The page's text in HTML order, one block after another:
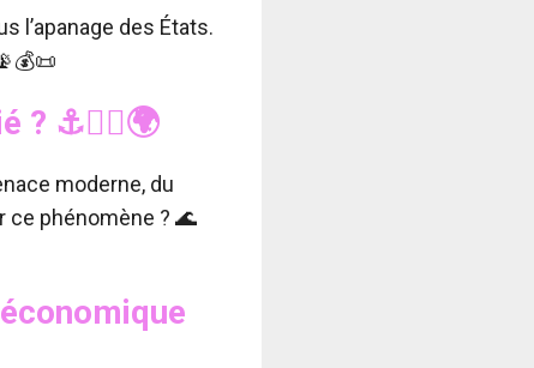
l’apanage des États.
? ⚓🏴‍☠️🌍
moderne, du
ce phénomène ? 🌊